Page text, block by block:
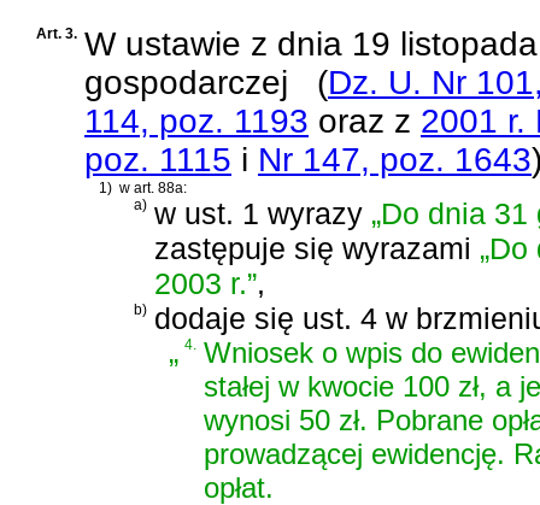
Art. 3. W ustawie z dnia 19
gospodarczej
(Dz. U. Nr
114, poz. 1193 oraz z 2001 r.
poz. 1115 i Nr 147, poz. 1643
1) w art. 88a:
a) w ust. 1 wyrazy „Do dnia 31
zastępuje się wyrazami
2003 r.”,
b) dodaje się ust. 4 w
„4.
Wniosek o wpis do
stałej w kwocie 100 zł, a
wynosi 50 zł. Pobrane
prowadzącej ewidencję.
opłat.